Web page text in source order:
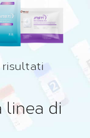
risultati
linea di